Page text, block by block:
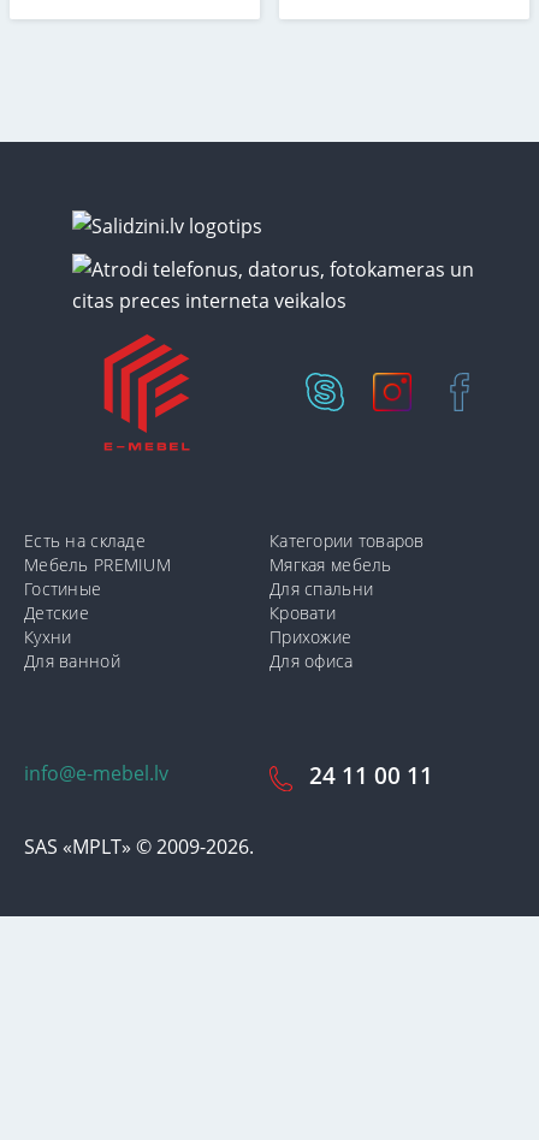
info@e-mebel.lv
SAS «MPLT» © 2009-2026.
24 11 00 11
Есть на складе
Категории товаров
Мебель PREMIUM
Мягкая мебель
Гостиные
Для спальни
Детские
Кровати
Кухни
Прихожие
Для ванной
Для офиса